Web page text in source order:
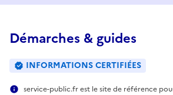
Démarches & guides
INFORMATIONS CERTIFIÉES
service-public.fr est le site de référence